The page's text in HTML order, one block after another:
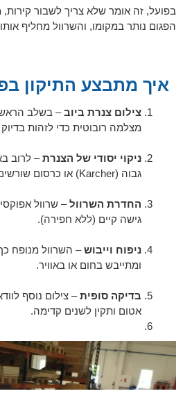
בפועל, זה אומר שלא צריך לשבור קירות,
הפגום נותר במקומו, והשרוול מחליף
איך מתבצע התיקון
צילום צנרת ביוב– בשלב
מצלמה רובוטית כדי לזהות
ניקוי יסודי של הצנרת– לרוב
גבוה (Karcher) או כרסום שורשים ובטון.
החדרת השרוול– שרוול
גישה קיים (ללא חפירה).
ניפוח וייבוש– השרוול מנופח
ומתייבש בחום או באוויר.
בדיקה סופית– צילום נוסף
אטום ותקין לשנים קדימה.